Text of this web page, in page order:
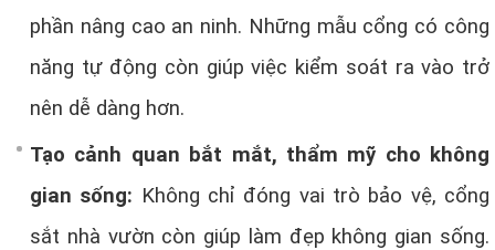
phần nâng cao an ninh. Những mẫu cổng có công
năng tự động còn giúp việc kiểm soát ra vào trở
nên dễ dàng hơn.
Tạo cảnh quan bắt mắt, thẩm mỹ cho không
gian sống: Không chỉ đóng vai trò bảo vệ, cổng
sắt nhà vườn còn giúp làm đẹp không gian sống.